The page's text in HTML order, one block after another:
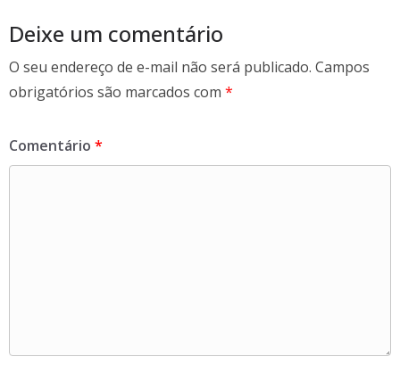
k
Deixe um comentário
O seu endereço de e-mail não será publicado. Campos
obrigatórios são marcados com *
Comentário *